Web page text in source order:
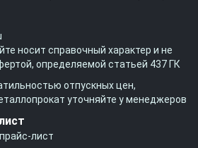
носит справочный характер и не
определяемой статьей 437 ГК
отпускных цен,
уточняйте у менеджеров
лист